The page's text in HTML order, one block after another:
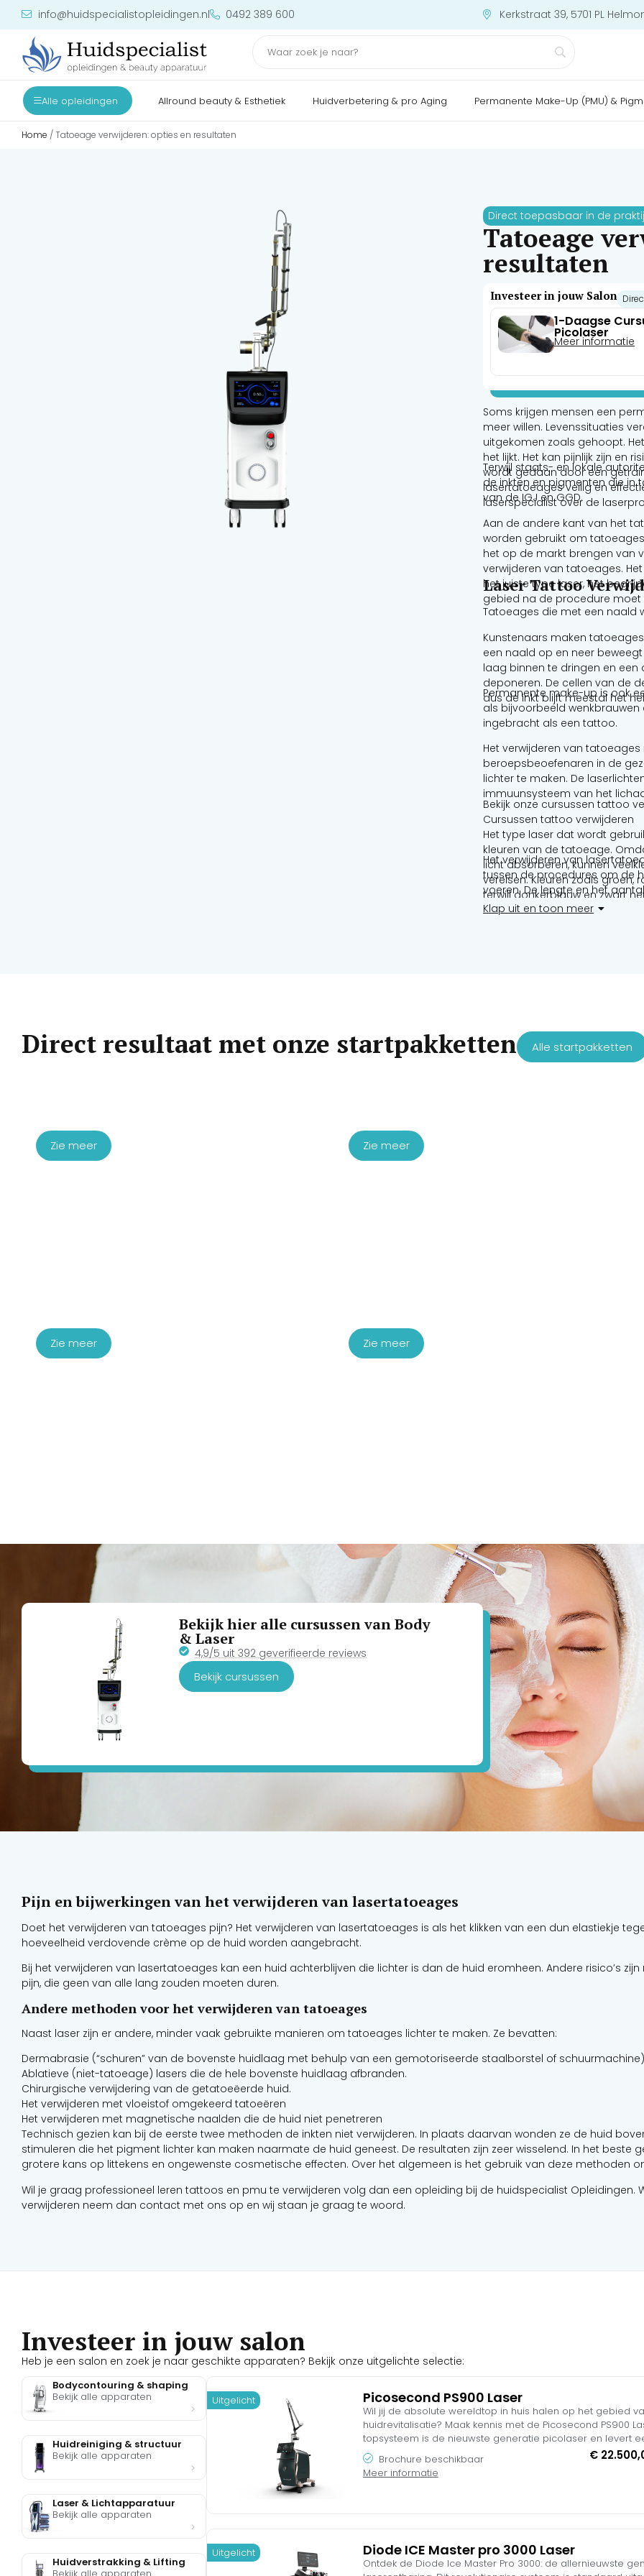
info@huidspecialistopleidingen.nl 0492 389 600 Kerkstraat 39, 5701 PL
Alle opleidingen Allround beauty & Esthetiek Huidverbetering & pro Aging Permanente Make-Up (PMU) &
Home / Tatoeage verwijderen: opties en resultaten
Direct toepasbaar in de
Tatoeage
resultaten
Investeer in jouw Salon
1-Daagse
Picolaser
Meer informatie
Soms krijgen mensen een
meer willen. Levenssituaties
uitgekomen zoals gehoopt.
het lijkt. Het kan pijnlijk zijn en
wordt gedaan door een
lasertatoeages veilig en
laserspecialist over de
Terwijl staats- en lokale
de inkten en pigmenten die in
van de IGJ en GGD.
Aan de andere kant van het
worden gebruikt om
het op de markt brengen van
verwijderen van tatoeages.
het juiste type laser, het
gebied na de procedure
Laser Tattoo
Tatoeages die met een naald
Kunstenaars maken
een naald op en neer
laag binnen te dringen en een
deponeren. De cellen van de
dus de inkt blijft meestal het
Permanente make-up is ook
als bijvoorbeeld wenkbrauwen
ingebracht als een tattoo.
Het verwijderen van
beroepsbeoefenaren in de
lichter te maken. De
immuunsysteem van het
Bekijk onze cursussen tattoo
Cursussen tattoo verwijderen
Het type laser dat wordt
kleuren van de tatoeage.
licht absorberen, kunnen
vereisen. Kleuren zoals groen,
terwijl donkerblauw en zwart
permanente make-up zijn
Het verwijderen van
tussen de procedures om de
voeren. De lengte en het
waaronder de grootte van de
Klap uit en toon meer
Direct resultaat met onze startpakketten Alle startpakketten
Zie meer Zie meer
Zie meer Zie meer
Bekijk hier alle cursussen van Body
& Laser
4,9/5 uit 392 geverifieerde reviews
Bekijk cursussen
Pijn en bijwerkingen van het verwijderen van lasertatoeages
Doet het verwijderen van tatoeages pijn? Het verwijderen van lasertatoeages is als het klikken van een dun elastiekje
hoeveelheid verdovende crème op de huid worden aangebracht.
Bij het verwijderen van lasertatoeages kan een huid achterblijven die lichter is dan de huid eromheen. Andere risico’s
pijn, die geen van alle lang zouden moeten duren.
Andere methoden voor het verwijderen van tatoeages
Naast laser zijn er andere, minder vaak gebruikte manieren om tatoeages lichter te maken. Ze bevatten:
Dermabrasie (“schuren” van de bovenste huidlaag met behulp van een gemotoriseerde staalborstel of
Ablatieve (niet-tatoeage) lasers die de hele bovenste huidlaag afbranden.
Chirurgische verwijdering van de getatoeëerde huid.
Het verwijderen met vloeistof omgekeerd tatoeëren
Het verwijderen met magnetische naalden die de huid niet penetreren
Technisch gezien kan bij de eerste twee methoden de inkten niet verwijderen. In plaats daarvan wonden ze de huid
stimuleren die het pigment lichter kan maken naarmate de huid geneest. De resultaten zijn zeer wisselend. In het beste
grotere kans op littekens en ongewenste cosmetische effecten. Over het algemeen is het gebruik van deze methoden
Wil je graag professioneel leren tattoos en pmu te verwijderen volg dan een opleiding bij de huidspecialist
verwijderen neem dan contact met ons op en wij staan je graag te woord.
Investeer in jouw salon
Heb je een salon en zoek je naar geschikte apparaten? Bekijk onze uitgelichte selectie:
Bodycontouring & shaping
Bekijk alle apparaten
Huidreiniging & structuur
Bekijk alle apparaten
Laser & Lichtapparatuur
Bekijk alle apparaten
Huidverstrakking & Lifting
Bekijk alle apparaten
Picosecond PS900 Laser
Wil jij de absolute wereldtop in huis halen op het gebied
huidrevitalisatie? Maak kennis met de Picosecond PS900
topsysteem is de nieuwste generatie picolaser en levert
gigantisch piekvermogen van maar liefst 1.33 GW
pulsen van exact 450 picoseconden en het revolutionaire
worden inktdeeltjes microscopisch vergruisd zonder
Inclusief een complete, intensieve 4-daagse laser
euro’s en 2 jaar volledige garantie. Profiteer tijdelijk van
introductieactie met het gratis huidkoelingsyteem.
Meer informatie
Brochure beschikbaar €
Uitgelicht
Diode ICE Master pro 3000 Laser
Ontdek de Diode Ice Master Pro 3000: de allernieuwste
Uitgelicht